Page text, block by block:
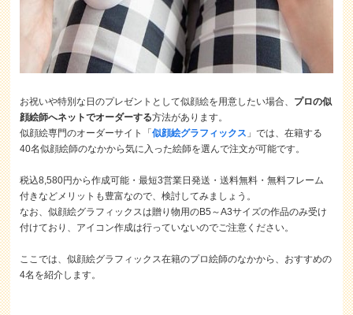
お祝いや特別な日のプレゼントとして似顔絵を用意したい場合、 プロの似
顔絵師へネットでオーダーする方法があります。
似顔絵専門のオーダーサイト「似顔絵グラフィックス 」では、在籍する
40名似顔絵師のなかから気に入った絵師を選んで注文が可能です。
税込8,580円から作成可能・最短3営業日発送・送料無料・無料フレーム
付きなどメリットも豊富なので、検討してみましょう。
なお、似顔絵グラフィックスは贈り物用のB5～A3サイズの作品のみ受け
付けており、アイコン作成は行っていないのでご注意ください。
ここでは、似顔絵グラフィックス在籍のプロ絵師のなかから、おすすめの
4名を紹介します。